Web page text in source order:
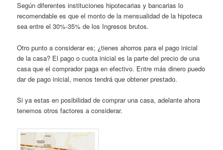
Según diferentes instituciones hipotecarias y bancarias lo
recomendable es que el monto de la mensualidad de la hipoteca
sea entre el 30%-35% de los Ingresos brutos.
Otro punto a considerar es; ¿tienes ahorros para el pago inicial
de la casa? El pago o cuota inicial es la parte del precio de una
casa que el comprador paga en efectivo. Entre más dinero puedo
dar de pago inicial, menos tendrá que obtener prestado.
Si ya estas en posibilidad de comprar una casa, adelante ahora
tenemos otros factores a considerar.